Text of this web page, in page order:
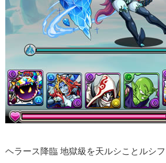
ヘラース降臨 地獄級を天ルシことルシ